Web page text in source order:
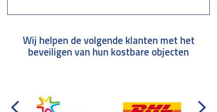
Wij helpen de volgende klanten met het
beveiligen van hun kostbare objecten